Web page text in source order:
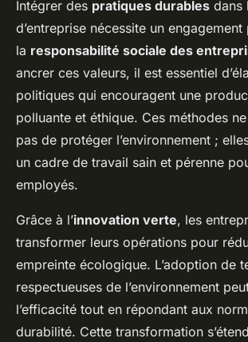
Intégrer des pratiques durables dans
d’entreprise nécessite un
la responsabilité sociale des
ancrer ces valeurs, il est essentiel
politiques qui encouragent une
polluante et éthique. Ces méthodes
pas de protéger l’environnement ;
un cadre de travail sain et pérenne
employés.
Grâce à l’innovation verte, les
transformer leurs opérations pour
empreinte écologique. L’adoption de
respectueuses de l’environnement
l’efficacité tout en répondant aux
durabilité. Cette transformation